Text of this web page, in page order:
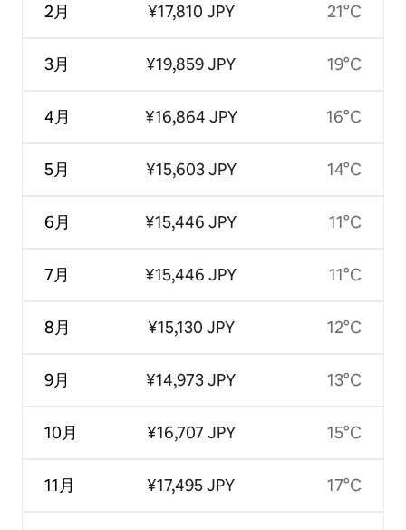
2月
3月
4月
5月
6月
7月
8月
9月
10月
11月
¥17,810 JPY
¥19,859 JPY
¥16,864 JPY
¥15,603 JPY
¥15,446 JPY
¥15,446 JPY
¥15,130 JPY
¥14,973 JPY
¥16,707 JPY
¥17,495 JPY
21°C
19°C
16°C
14°C
11°C
11°C
12°C
13°C
15°C
17°C